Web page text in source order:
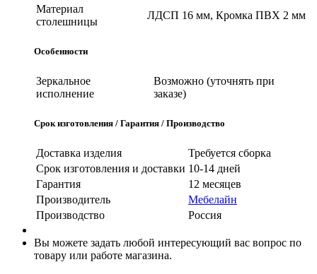
Материал
столешницы
ЛДСП 16 мм, Кромка ПВХ 2 мм
Особенности
Зеркальное
исполнение
Возможно (уточнять при
заказе)
Срок изготовления / Гарантия / Производство
Доставка изделия
Требуется сборка
Срок изготовления и доставки 10-14 дней
Гарантия
12 месяцев
Производитель
Мебелайн
Производство
Россия
Вы можете задать любой интересующий вас вопрос по
товару или работе магазина.